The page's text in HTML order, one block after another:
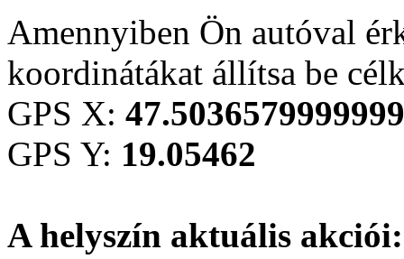
Amennyiben Ön autóval
koordinátákat állítsa be
GPS X:
GPS Y: 19.05462
A helyszín aktuális akciói: